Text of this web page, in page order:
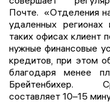
Почте. «Отделения
удаленных
таких офисах клиент
нужные финансовые
кредитов, при этом
благодаря менее
Брейтенбихер.
составляет 10–15